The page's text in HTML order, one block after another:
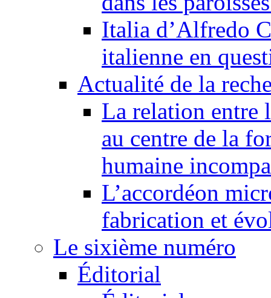
Italia d’Alfredo
italienne en
Actualité de la
La relation entre
au centre de la
humaine
L’accordéon
fabrication et
Le sixième numéro
Éditorial